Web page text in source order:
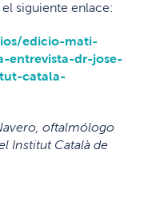
siguiente enlace:
edicio-mati-
entrevista-dr-jose-
catala-
oftalmólogo
Institut Català de